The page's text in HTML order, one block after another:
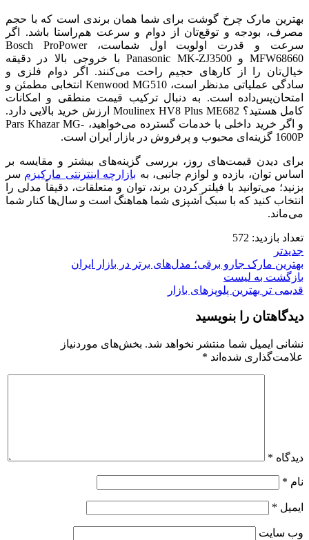
بهترین مارک چرخ گوشت برای شما همان برندی است که با حجم
مصرف، بودجه و توقع‌تان از دوام و سرعت هم‌راستا باشد. اگر
سرعت و قدرت اولویت اول شماست، Bosch ProPower
MFW68660 و Panasonic MK-ZJ3500 با خروجی بالا در دقیقه
خیال‌تان را از کارهای حجیم راحت می‌کنند. اگر دوام فلزی و
سادگی عملیاتی مدنظر است، Kenwood MG510 انتخابی مطمئن و
امتحان‌پس‌داده است. به دنبال ترکیب قیمت منطقی و امکانات
کامل هستید؟ Moulinex HV8 Plus ME682 ارزش خرید بالایی دارد.
و اگر خرید داخلی با خدمات گسترده می‌خواهید، Pars Khazar MG-
1600P گزینه‌ای محبوب و پرفروش در بازار ایران است.
برای دیدن قیمت‌های روز، بررسی گزینه‌های بیشتر و مقایسه بر
اساس توان، بازده و لوازم جانبی، به بازارچه اینترنتی مارکیزم سر
بزنید؛ می‌توانید با فیلتر کردن برند، توان و متعلقات، دقیقاً مدلی را
انتخاب کنید که با سبک آشپزی شما هماهنگ است و سال‌ها کنار شما
می‌ماند.
تعداد بازدید: 572
جدیدتر
بهترین مارک جارو برقی؛ مدل‌های برتر در بازار ایران
بازگشت به لیست
قدیمی تر بهترین پلوپزهای بازار
دیدگاهتان را بنویسید
نشانی ایمیل شما منتشر نخواهد شد. بخش‌های موردنیاز
علامت‌گذاری شده‌اند *
دیدگاه *
نام *
ایمیل *
وب‌ سایت